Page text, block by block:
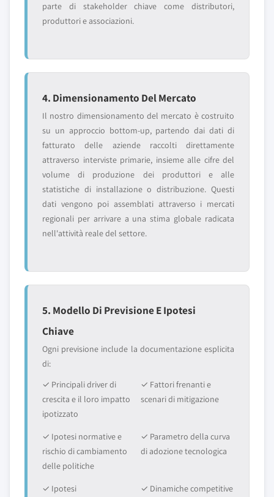
parte di stakeholder chiave come distributori,
produttori e associazioni.
4. Dimensionamento Del Mercato
Il nostro dimensionamento del mercato è costruito
su un approccio bottom-up, partendo dai dati di
fatturato delle aziende raccolti direttamente
attraverso interviste primarie, insieme alle cifre del
volume di produzione dei produttori e alle
statistiche di installazione o distribuzione. Questi
dati vengono poi assemblati attraverso i mercati
regionali per arrivare a una stima globale radicata
nell'attività reale del settore.
5. Modello Di Previsione E Ipotesi
Chiave
Ogni previsione include la documentazione esplicita
di:
✓ Principali driver di
crescita e il loro impatto
ipotizzato
✓ Fattori frenanti e
scenari di mitigazione
✓ Ipotesi normative e
rischio di cambiamento
delle politiche
✓ Parametro della curva
di adozione tecnologica
✓ Ipotesi
✓ Dinamiche competitive